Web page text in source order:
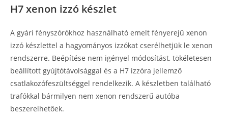
H7 xenon izzó készlet
A gyári fényszórókhoz használható emelt fényerejű xenon
izzó készlettel a hagyományos izzókat cserélhetjük le xenon
rendszerre. Beépítése nem igényel módosítást, tökéletesen
beállított gyújtótávolsággal és a H7 izzóra jellemző
csatlakozófeszültséggel rendelkezik. A készletben található
trafókkal bármilyen nem xenon rendszerű autóba
beszerelhetőek.